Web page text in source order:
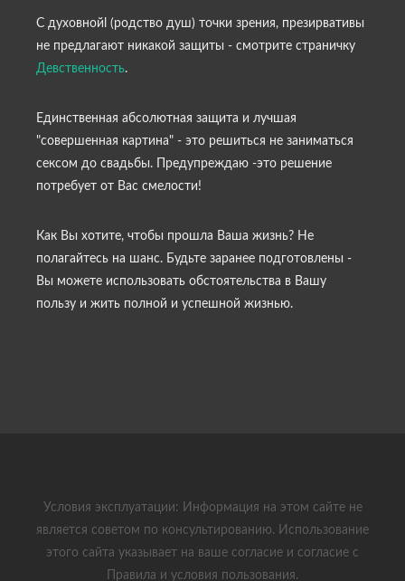
С духовнойl (родство душ) точки зрения, презирвативы
не предлагают никакой защиты - смотрите страничку
Девственность.
Единственная абсолютная защита и лучшая
"совершенная картина" - это решиться не заниматься
сексом до свадьбы. Предупреждаю -это решение
потребует от Вас смелости!
Как Вы хотите, чтобы прошла Ваша жизнь? Не
полагайтесь на шанс. Будьте заранее подготовлены -
Вы можете использовать обстоятельства в Вашу
пользу и жить полной и успешной жизнью.
Условия эксплуатации: Информация на этом сайте не
является советом по консультированию. Использование
этого сайта указывает на ваше согласие и согласие с
Правила и условия пользования.